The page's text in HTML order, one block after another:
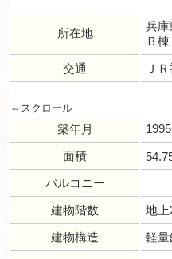
所在地
兵
Ｂ棟
交通
Ｊ
築年月
面積
バルコニー
建物階数
地
建物構造
軽